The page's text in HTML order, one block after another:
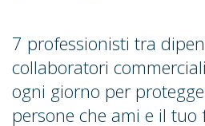
7 professionisti tra
collaboratori
ogni giorno per
persone che ami e il tuo